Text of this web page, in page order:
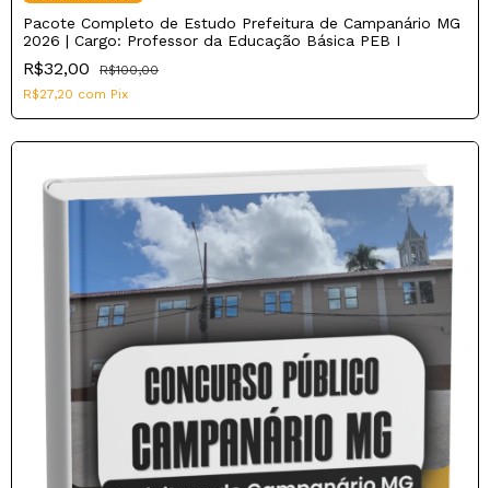
Pacote Completo de Estudo Prefeitura de Campanário MG
2026 | Cargo: Professor da Educação Básica PEB I
R$32,00
R$100,00
R$27,20 com Pix